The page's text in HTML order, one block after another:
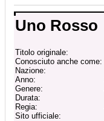
Uno Rosso
Titolo originale:
Conosciuto anche come:
Nazione:
Anno:
Genere:
Durata:
Regia:
Sito ufficiale: